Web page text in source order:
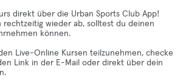
direkt über die Urban Sports Club App!
rechtzeitig wieder ab, solltest du deinen
können.
Live-Online Kursen teilzunehmen, checke
Link in der E-Mail oder direkt über dein